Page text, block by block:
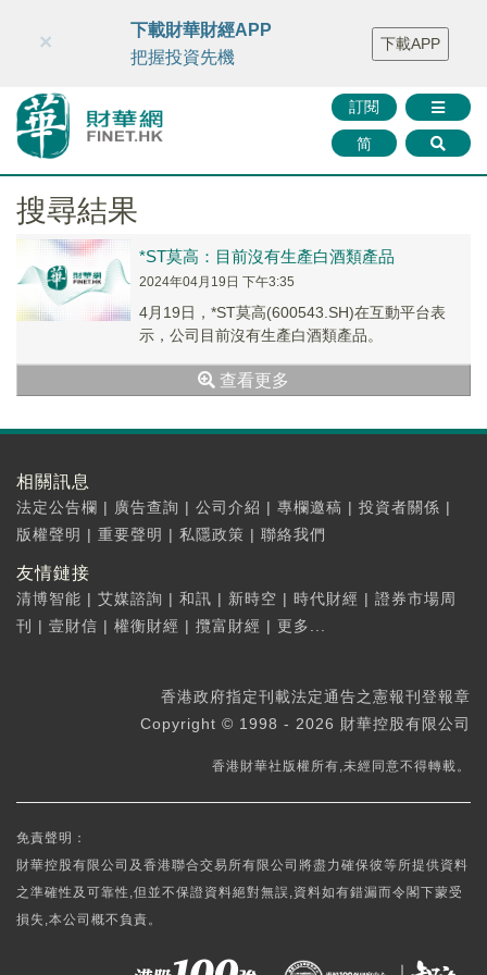
財華智庫網 FINTV FINMETA 財華證券 媒體矩陣
智庫沙龍
聯絡我們
訂閱
简
×
下載財華財經APP
把握投資先機
下載APP
搜尋結果
*ST莫高：目前沒有生產白酒類產品
2024年04月19日 下午3:35
4月19日，*ST莫高(600543.SH)在互動平台表
示，公司目前沒有生產白酒類產品。
查看更多
相關訊息
法定公告欄 | 廣告查詢 | 公司介紹 | 專欄邀稿 | 投資者關係 |
版權聲明 | 重要聲明 | 私隱政策 | 聯絡我們
友情鏈接
清博智能 | 艾媒諮詢 | 和訊 | 新時空 | 時代財經 | 證券市場周
刊
| 壹財信 | 權衡財經 | 攬富財經 | 更多...
香港政府指定刊載法定通告之憲報刊登報章
Copyright © 1998 - 2026 財華控股有限公司
香港財華社版權所有,未經同意不得轉載。
免責聲明：
財華控股有限公司及香港聯合交易所有限公司將盡力確保彼等所提供資料
之準確性及可靠性,但並不保證資料絕對無誤,資料如有錯漏而令閣下蒙受
損失,本公司概不負責。